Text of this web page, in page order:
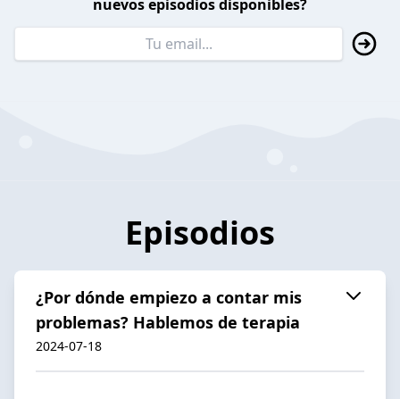
nuevos episodios disponibles?
Episodios
¿Por dónde empiezo a contar mis
problemas? Hablemos de terapia
2024-07-18